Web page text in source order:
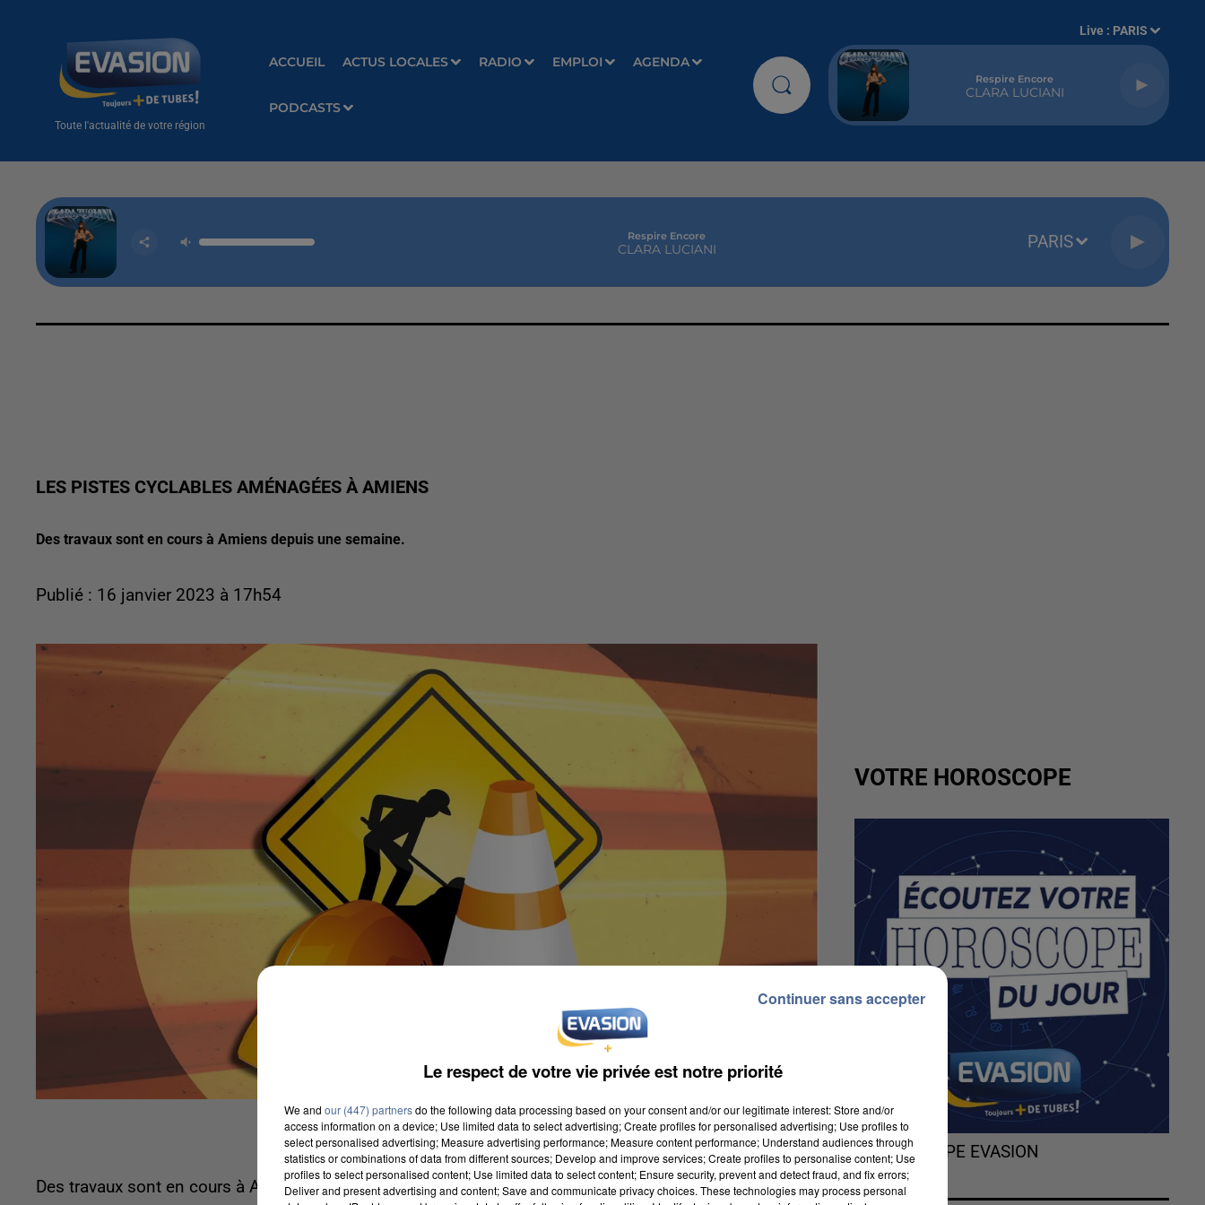
Toute l'actualité de votre région
ACCUEIL ACTUS LOCALES RADIO EMPLOI AGENDA
PODCASTS
Live : PARIS
Respire Encore
CLARA LUCIANI
Respire Encore
CLARA LUCIANI PARIS
LES PISTES CYCLABLES AMÉNAGÉES À AMIENS
Des travaux sont en cours à Amiens depuis une semaine.
Publié : 16 janvier 2023 à 17h54
Des travaux sont en cours à Amiens depuis une semaine. Il s'agit d'aménagements cyclables qui sont
VOTRE HOROSCOPE
L'HOROSCOPE EVASION
Le respect de votre vie privée est notre priorité
We and our (447) partnersdo the following data processing based on your consent and/or our legitimate interest: Store and/or
access information on a device; Use limited data to select advertising; Create profiles for personalised advertising; Use profiles to
select personalised advertising; Measure advertising performance; Measure content performance; Understand audiences through
statistics or combinations of data from different sources; Develop and improve services; Create profiles to personalise content; Use
profiles to select personalised content; Use limited data to select content; Ensure security, prevent and detect fraud, and fix errors;
Deliver and present advertising and content; Save and communicate privacy choices. These technologies may process personal
Continuer sans accepter